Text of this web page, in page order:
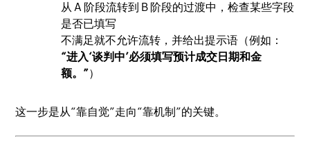
从 A 阶段流转到 B 阶段的过渡中，检查某些字段
是否已填写
不满足就不允许流转，并给出提示语（例如：
“进入‘谈判中’必须填写预计成交日期和金
额。”）
这一步是从“靠自觉”走向“靠机制”的关键。